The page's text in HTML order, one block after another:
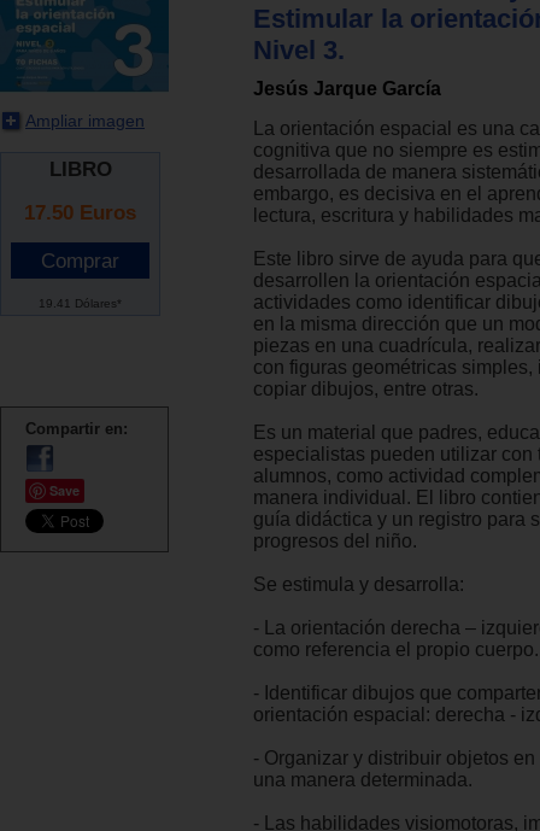
Ampliar imagen
LIBRO
17.50 Euros
19.41 Dólares*
Compartir en:
Save
Estimular la
Nivel 3.
Jesús Jarque García
La orientación espacial es una
cognitiva que no siempre es
desarrollada de manera
embargo, es decisiva en el
lectura, escritura y habilidades
Este libro sirve de ayuda para
desarrollen la orientación
actividades como identificar
en la misma dirección que un
piezas en una cuadrícula,
con figuras geométricas simples,
copiar dibujos, entre otras.
Es un material que padres,
especialistas pueden utilizar con
alumnos, como actividad
manera individual. El libro
guía didáctica y un registro para
progresos del niño.
Se estimula y desarrolla:
- La orientación derecha –
como referencia el propio cuerpo.
- Identificar dibujos que
orientación espacial: derecha -
- Organizar y distribuir objetos
una manera determinada.
- Las habilidades visiomotoras,